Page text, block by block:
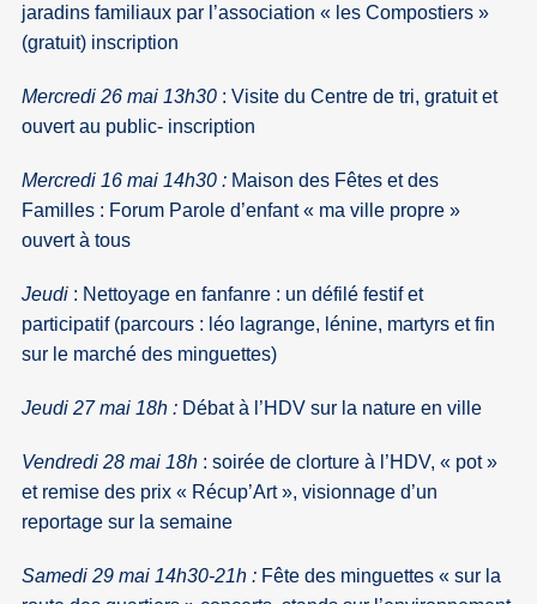
jaradins familiaux par l’association « les Compostiers »
(gratuit) inscription
Mercredi 26 mai 13h30 : Visite du Centre de tri, gratuit et
ouvert au public- inscription
Mercredi 16 mai 14h30 : Maison des Fêtes et des
Familles : Forum Parole d’enfant « ma ville propre »
ouvert à tous
Jeudi : Nettoyage en fanfanre : un défilé festif et
participatif (parcours : léo lagrange, lénine, martyrs et fin
sur le marché des minguettes)
Jeudi 27 mai 18h : Débat à l’HDV sur la nature en ville
Vendredi 28 mai 18h : soirée de clorture à l’HDV, « pot »
et remise des prix « Récup’Art », visionnage d’un
reportage sur la semaine
Samedi 29 mai 14h30-21h : Fête des minguettes « sur la